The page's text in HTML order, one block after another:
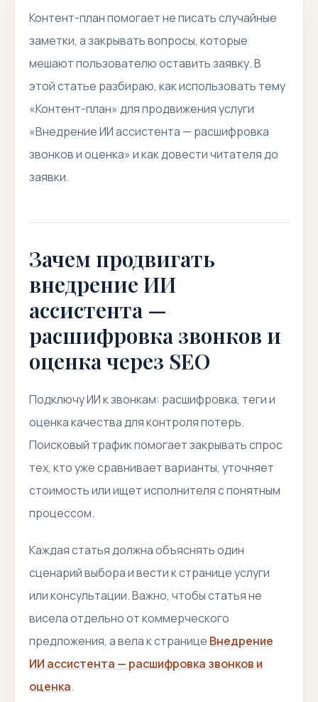
Контент-план помогает не писать случайные
заметки, а закрывать вопросы, которые
мешают пользователю оставить заявку. В
этой статье разбираю, как использовать тему
«Контент-план» для продвижения услуги
«Внедрение ИИ ассистента — расшифровка
звонков и оценка» и как довести читателя до
заявки.
Зачем продвигать
внедрение ИИ
ассистента —
расшифровка звонков и
оценка через SEO
Подключу ИИ к звонкам: расшифровка, теги и
оценка качества для контроля потерь.
Поисковый трафик помогает закрывать спрос
тех, кто уже сравнивает варианты, уточняет
стоимость или ищет исполнителя с понятным
процессом.
Каждая статья должна объяснять один
сценарий выбора и вести к странице услуги
или консультации. Важно, чтобы статья не
висела отдельно от коммерческого
предложения, а вела к странице Внедрение
ИИ ассистента — расшифровка звонков и
оценка.